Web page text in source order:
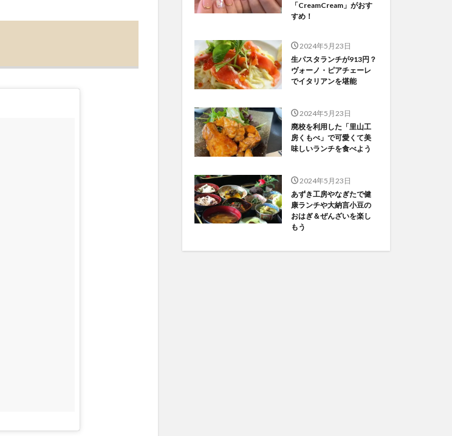
「CreamCream」がおす
すめ！
2024年5月23日
生パスタランチが913円？
ヴォーノ・ピアチェーレ
でイタリアンを堪能
2024年5月23日
廃校を利用した「里山工
房くもべ」で可愛くて美
味しいランチを食べよう
2024年5月23日
あずき工房やなぎたで健
康ランチや大納言小豆の
おはぎ＆ぜんざいを楽し
もう